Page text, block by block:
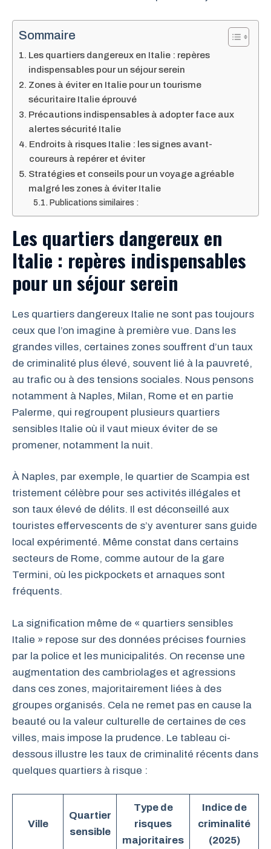
Sommaire
Les quartiers dangereux en Italie : repères
indispensables pour un séjour serein
Zones à éviter en Italie pour un tourisme
sécuritaire Italie éprouvé
Précautions indispensables à adopter face aux
alertes sécurité Italie
Endroits à risques Italie : les signes avant-
coureurs à repérer et éviter
Stratégies et conseils pour un voyage agréable
malgré les zones à éviter Italie
Publications similaires :
Les quartiers dangereux en
Italie : repères indispensables
pour un séjour serein
Les quartiers dangereux Italie ne sont pas toujours
ceux que l’on imagine à première vue. Dans les
grandes villes, certaines zones souffrent d’un taux
de criminalité plus élevé, souvent lié à la pauvreté,
au trafic ou à des tensions sociales. Nous pensons
notamment à Naples, Milan, Rome et en partie
Palerme, qui regroupent plusieurs quartiers
sensibles Italie où il vaut mieux éviter de se
promener, notamment la nuit.
À Naples, par exemple, le quartier de Scampia est
tristement célèbre pour ses activités illégales et
son taux élevé de délits. Il est déconseillé aux
touristes effervescents de s’y aventurer sans guide
local expérimenté. Même constat dans certains
secteurs de Rome, comme autour de la gare
Termini, où les pickpockets et arnaques sont
fréquents.
La signification même de « quartiers sensibles
Italie » repose sur des données précises fournies
par la police et les municipalités. On recense une
augmentation des cambriolages et agressions
dans ces zones, majoritairement liées à des
groupes organisés. Cela ne remet pas en cause la
beauté ou la valeur culturelle de certaines de ces
villes, mais impose la prudence. Le tableau ci-
dessous illustre les taux de criminalité récents dans
quelques quartiers à risque :
Ville
Quartier
sensible
Type de
risques
majoritaires
Indice de
criminalité
(2025)